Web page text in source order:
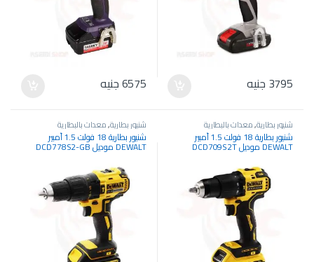
3795 جنيه 6575جنيه
شنيور بطارية,معدات بالبطارية
شنيور بطارية 18 فولت 1.5 أمبير
DEWALT موديل DCD709S2T
شنيور بطارية,معدات بالبطارية
شنيور بطارية 18 فولت 1.5 أمبير
DEWALT موديل DCD778S2-GB